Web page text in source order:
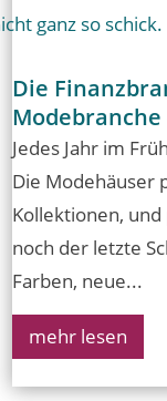
Die
Jedes Jahr im
Die Modehäuser
Kollektionen, und
noch der letzte
Farben, neue...
mehr lesen